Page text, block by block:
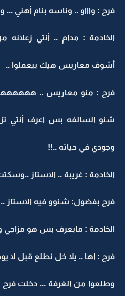
فرح : واااو .. وناسه بنام أهني ...
الخادمة : مدام .. أنتي زعلانه
أشوف معاريس هيك بيعملوا ..
فرح : منو معاريس ..
شنو السالفه بس اعرف أنتي
وجودي في حياته ..!!
الخادمة : غريبة .. الاستاز
فرح بفضول: شنوو فيه الاستاز ..
الخادمة : مابعرف بس هو مزاجي
فرح : اها .. يلا خل نطلع قبل لا
وطلعوا من الغرفة ... دخلت